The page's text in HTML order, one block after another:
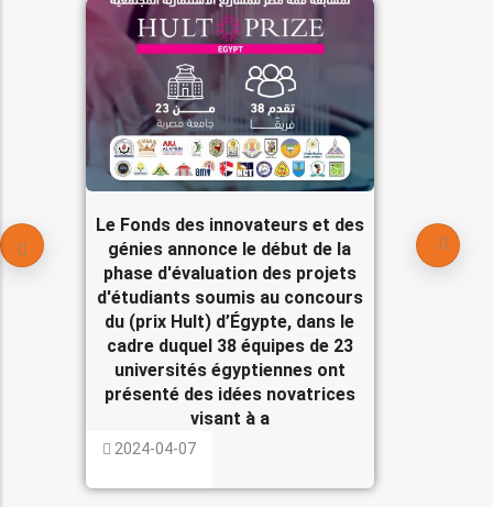
Le Fonds des innovateurs et des
génies annonce le début de la
phase d'évaluation des projets
d'étudiants soumis au concours
du (prix Hult) d’Égypte, dans le
cadre duquel 38 équipes de 23
universités égyptiennes ont
présenté des idées novatrices
visant à a
2024-04-07